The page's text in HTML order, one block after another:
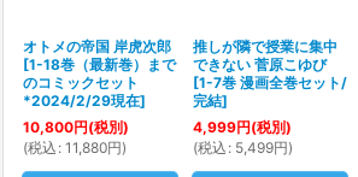
オトメの帝国 岸虎次郎
[1-18巻（最新巻）まで
のコミックセット
*2024/2/29現在]
10,800円(税別)
(税込 : 11,880円)
推しが隣で授業に集中
できない 菅原こゆび
[1-7巻 漫画全巻セット/
完結]
4,999円(税別)
(税込 : 5,499円)